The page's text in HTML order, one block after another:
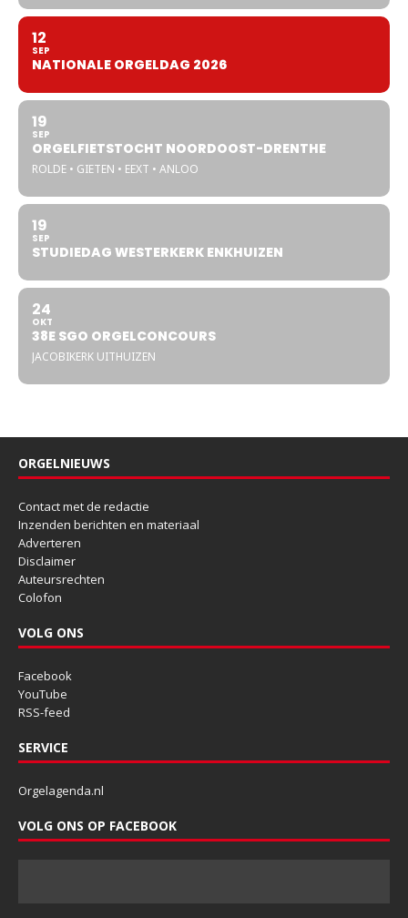
12
SEP
NATIONALE ORGELDAG 2026
19
SEP
ORGELFIETSTOCHT NOORDOOST-DRENTHE
ROLDE • GIETEN • EEXT • ANLOO
19
SEP
STUDIEDAG WESTERKERK ENKHUIZEN
24
OKT
38E SGO ORGELCONCOURS
JACOBIKERK UITHUIZEN
ORGELNIEUWS
Contact met de redactie
Inzenden berichten en materiaal
Adverteren
Disclaimer
Auteursrechten
Colofon
VOLG ONS
Facebook
YouTube
RSS-feed
SERVICE
Orgelagenda.nl
VOLG ONS OP FACEBOOK